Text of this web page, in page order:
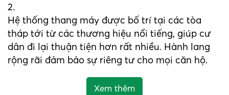
2.
Hệ thống thang máy được bố trí tại các tòa
tháp tới từ các thương hiệu nổi tiếng, giúp cư
dân đi lại thuận tiện hơn rất nhiều. Hành lang
rộng rãi đảm bảo sự riêng tư cho mọi căn hộ.